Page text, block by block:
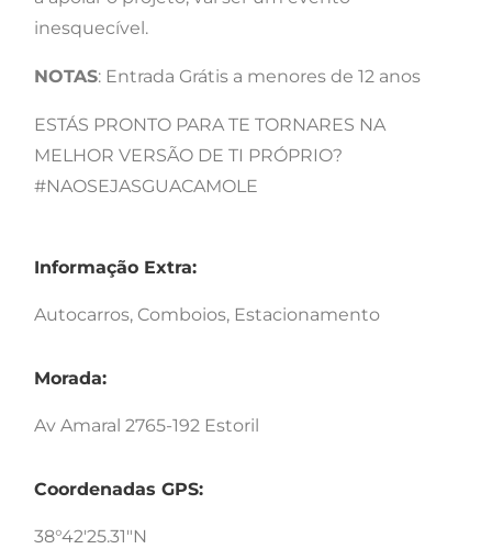
inesquecível.
NOTAS: Entrada Grátis a menores de 12 anos
ESTÁS PRONTO PARA TE TORNARES NA
MELHOR VERSÃO DE TI PRÓPRIO?
#NAOSEJASGUACAMOLE
Informação Extra:
Autocarros, Comboios, Estacionamento
Morada:
Av Amaral 2765-192 Estoril
Coordenadas GPS:
38°42'25.31"N